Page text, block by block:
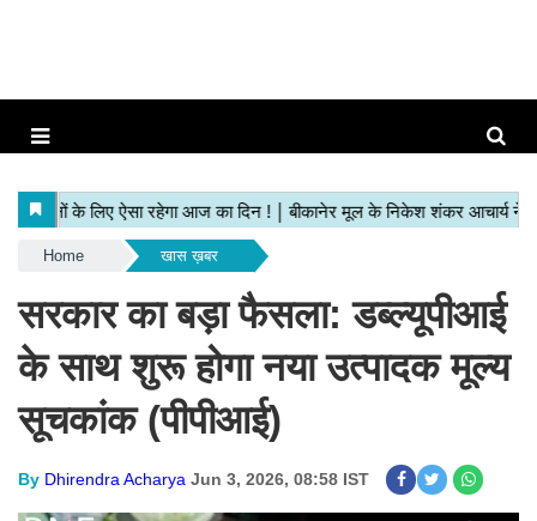
Home खास ख़बर
सरकार का बड़ा फैसला: डब्ल्यूपीआई
के साथ शुरू होगा नया उत्पादक मूल्य
सूचकांक (पीपीआई)
By Dhirendra Acharya Jun 3, 2026, 08:58 IST